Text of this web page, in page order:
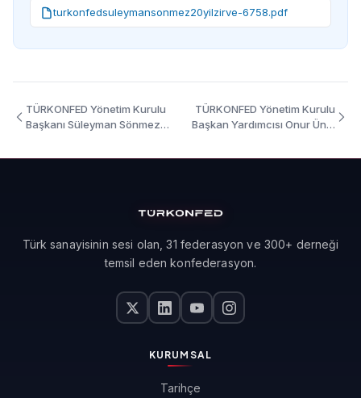
turkonfedsuleymansonmez20yilzirve-6758.pdf
TÜRKONFED Yönetim Kurulu
Başkanı Süleyman Sönmez
TÜRKONFED Yönetim Kurulu
Başkan Yardımcısı Onur Ünlü
Türk sanayisinin sesi olan, 31 federasyon ve 300+ derneği
temsil eden konfederasyon.
KURUMSAL
Tarihçe